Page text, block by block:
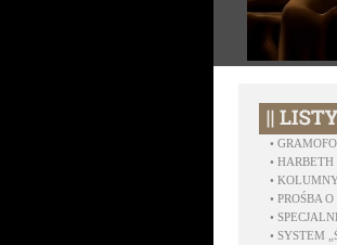
•
• HARBETH
•
• PROŚBA
•
• SYSTEM